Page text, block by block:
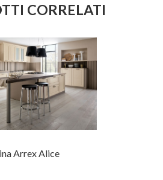
CORRELATI
Arrex Alice